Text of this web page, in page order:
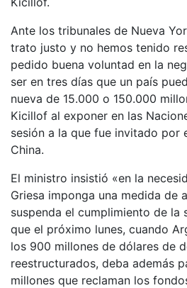
Ante los tribunales de Nueva
trato justo y no hemos tenido
pedido buena voluntad en la
ser en tres días que un país
nueva de 15.000 o 150.000
Kicillof al exponer en las
sesión a la que fue invitado por
China.
El ministro insistió «en la
Griesa imponga una medida de
suspenda el cumplimiento de la
que el próximo lunes, cuando
los 900 millones de dólares de
reestructurados, deba además
millones que reclaman los